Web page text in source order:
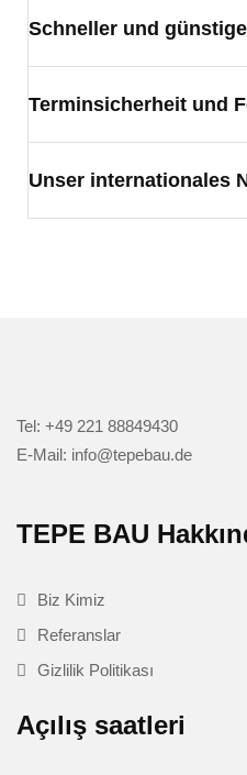
Schneller und
Terminsicherheit und
Unser internationales
Tel: +49 221 88849430
E-Mail: info@tepebau.de
TEPE BAU
Biz Kimiz
Referanslar
Gizlilik Politikası
Açılış saatleri